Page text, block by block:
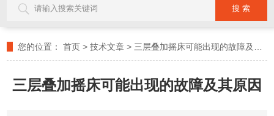
您的位置： 首页 >技术文章 > 三层叠加摇床可能出现的故障及其原因
三层叠加摇床可能出现的故障及其原因